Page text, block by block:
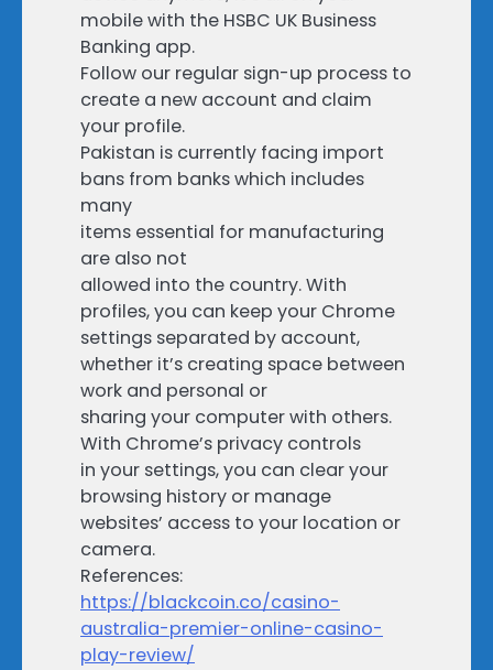
mobile with the HSBC UK Business
Banking app.
Follow our regular sign-up process to
create a new account and claim
your profile.
Pakistan is currently facing import
bans from banks which includes
many
items essential for manufacturing
are also not
allowed into the country. With
profiles, you can keep your Chrome
settings separated by account,
whether it’s creating space between
work and personal or
sharing your computer with others.
With Chrome’s privacy controls
in your settings, you can clear your
browsing history or manage
websites’ access to your location or
camera.
References:
https://blackcoin.co/casino-
australia-premier-online-casino-
play-review/